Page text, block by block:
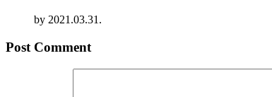
by 2021.03.31.
Post Comment